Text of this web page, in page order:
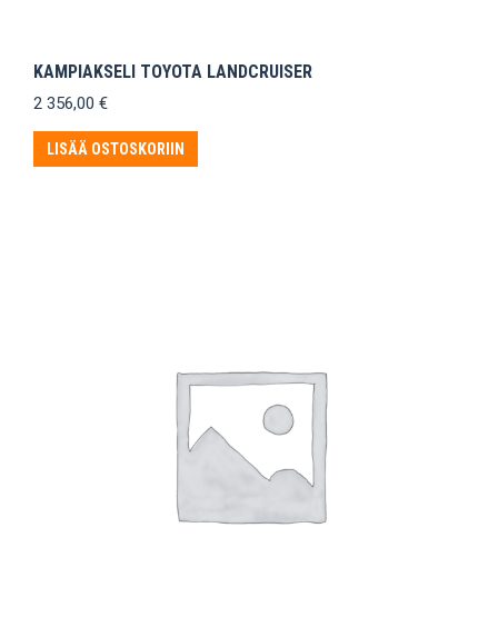
KAMPIAKSELI TOYOTA LANDCRUISER
2 356,00 €
LISÄÄ OSTOSKORIIN